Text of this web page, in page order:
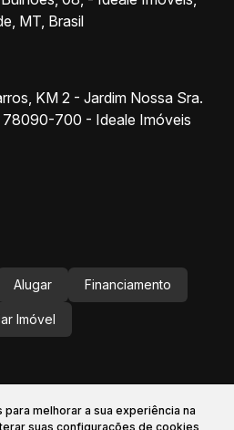
melhorar a sua experiência na
suas configurações de cookies
MT Brasil
KM 2 - Jardim Nossa Sra.
78090-700 - Ideale Imóveis
Alugar Financiamento
Imóvel